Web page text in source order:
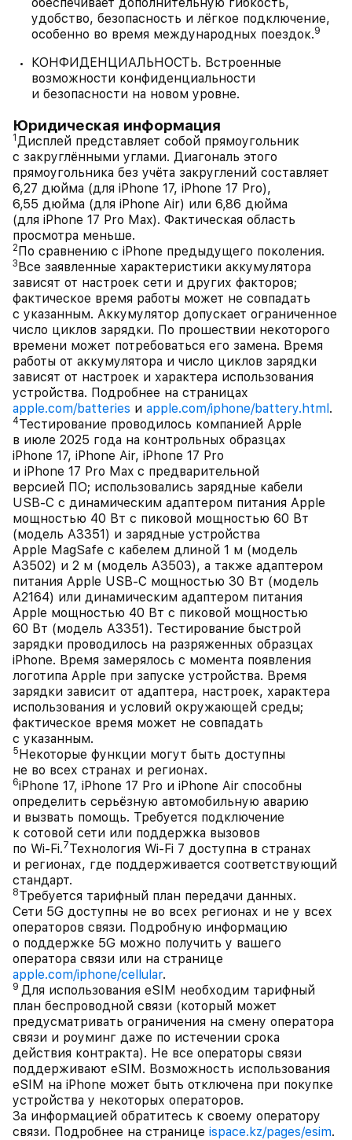
удобство, безопасность и лёгкое подключение,
особенно во время международных поездок.9
КОНФИДЕНЦИАЛЬНОСТЬ. Встроенные
возможности конфиденциальности
и безопасности на новом уровне.
Юридическая информация
1 Дисплей представляет собой прямоугольник
с закруглёнными углами. Диагональ этого
прямоугольника без учёта закруглений составляет
6,27 дюйма (для iPhone 17, iPhone 17 Pro),
6,55 дюйма (для iPhone Air) или 6,86 дюйма
(для iPhone 17 Pro Max). Фактическая область
просмотра меньше.
2По сравнению с iPhone предыдущего поколения.
3Все заявленные характеристики аккумулятора
зависят от настроек сети и других факторов;
фактическое время работы может не совпадать
с указанным. Аккумулятор допускает ограниченное
число циклов зарядки. По прошествии некоторого
времени может потребоваться его замена. Время
работы от аккумулятора и число циклов зарядки
зависят от настроек и характера использования
устройства. Подробнее на страницах
apple.com/batteries и apple.com/iphone/battery.html.
4Тестирование проводилось компанией Apple
в июле 2025 года на контрольных образцах
iPhone 17, iPhone Air, iPhone 17 Pro
и iPhone 17 Pro Max с предварительной
версией ПО; использовались зарядные кабели
USB‑C с динамическим адаптером питания Apple
мощностью 40 Вт с пиковой мощностью 60 Вт
(модель A3351) и зарядные устройства
Apple MagSafe с кабелем длиной 1 м (модель
A3502) и 2 м (модель A3503), а также адаптером
питания Apple USB-C мощностью 30 Вт (модель
A2164) или динамическим адаптером питания
Apple мощностью 40 Вт с пиковой мощностью
60 Вт (модель A3351). Тестирование быстрой
зарядки проводилось на разряженных образцах
iPhone. Время замерялось с момента появления
логотипа Apple при запуске устройства. Время
зарядки зависит от адаптера, настроек, характера
использования и условий окружающей среды;
фактическое время может не совпадать
с указанным.
5Некоторые функции могут быть доступны
не во всех странах и регионах.
6iPhone 17, iPhone 17 Pro и iPhone Air способны
определить серьёзную автомобильную аварию
и вызвать помощь. Требуется подключение
к сотовой сети или поддержка вызовов
по Wi‑Fi.7Технология Wi‑Fi 7 доступна в странах
и регионах, где поддерживается соответствующий
стандарт.
8Требуется тарифный план передачи данных.
Сети 5G доступны не во всех регионах и не у всех
операторов связи. Подробную информацию
о поддержке 5G можно получить у вашего
оператора связи или на странице
apple.com/iphone/cellular.
9 Для использования eSIM необходим тарифный
план беспроводной связи (который может
предусматривать ограничения на смену оператора
связи и роуминг даже по истечении срока
действия контракта). Не все операторы связи
поддерживают eSIM. Возможность использования
eSIM на iPhone может быть отключена при покупке
устройства у некоторых операторов.
За информацией обратитесь к своему оператору
связи. Подробнее на странице ispace.kz/pages/esim.